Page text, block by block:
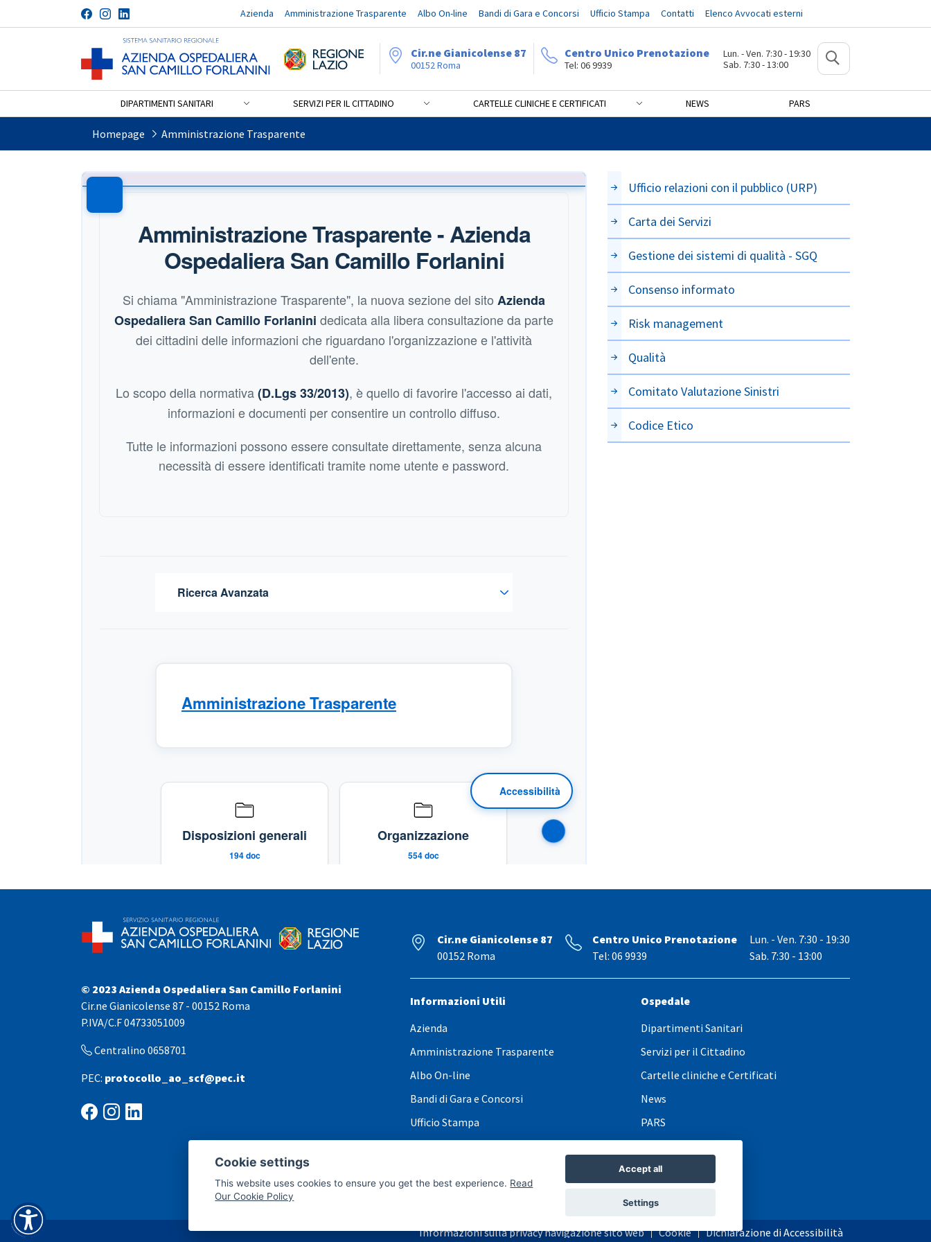
Salta al contenuto
Azienda Amministrazione Trasparente Albo On-line Bandi di Gara e Concorsi Ufficio Stampa Contatti Elenco Avvocati esterni
Cir.ne Gianicolense 87
00152 Roma
Centro Unico Prenotazione
Tel: 06 9939
Lun. - Ven. 7:30 - 19:30
Sab. 7:30 - 13:00
DIPARTIMENTI SANITARI SERVIZI PER IL CITTADINO CARTELLE CLINICHE E CERTIFICATI NEWS PARS
Amministrazione Trasparente
Homepage Amministrazione Trasparente
Ufficio relazioni con il pubblico (URP)
Carta dei Servizi
Gestione dei sistemi di qualità - SGQ
Consenso informato
Risk management
Qualità
Comitato Valutazione Sinistri
Codice Etico
© 2023 Azienda Ospedaliera San Camillo Forlanini
Cir.ne Gianicolense 87 - 00152 Roma
P.IVA/C.F 04733051009
Centralino 0658701
PEC: protocollo_ao_scf@pec.it
Cir.ne Gianicolense 87
00152 Roma
Centro Unico Prenotazione
Tel: 06 9939
Lun. - Ven. 7:30 - 19:30
Sab. 7:30 - 13:00
Informazioni Utili
Azienda
Amministrazione Trasparente
Albo On-line
Bandi di Gara e Concorsi
Ufficio Stampa
Ospedale
Dipartimenti Sanitari
Servizi per il Cittadino
Cartelle cliniche e Certificati
News
PARS
Informazioni sulla privacy navigazione sito web Cookie Dichiarazione di Accessibilità
Cookie settings
This website uses cookies to ensure you get the best experience. Read
Our Cookie Policy
Accept all
Settings